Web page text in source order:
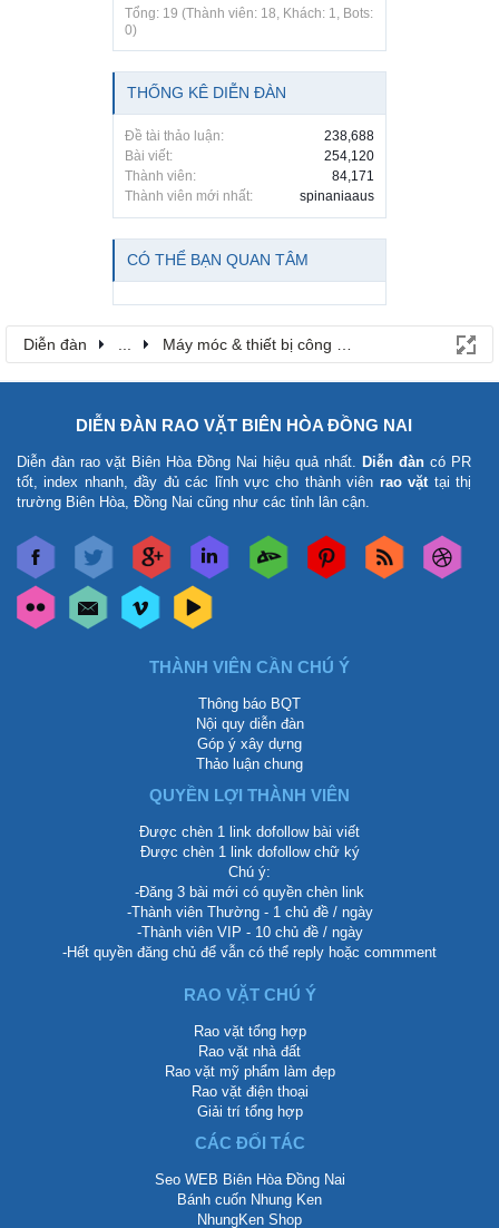
Tổng: 19 (Thành viên: 18, Khách: 1, Bots:
0)
THỐNG KÊ DIỄN ĐÀN
Đề tài thảo luận:
238,688
Bài viết:
254,120
Thành viên:
84,171
Thành viên mới nhất:
spinaniaaus
CÓ THỂ BẠN QUAN TÂM
Diễn đàn Máy móc & thiết bị công nông nghiệp
DIỄN ĐÀN RAO VẶT BIÊN HÒA ĐỒNG NAI
Diễn đàn rao vặt Biên Hòa Đồng Nai hiệu quả nhất. Diễn đàn có PR
tốt, index nhanh, đầy đủ các lĩnh vực cho thành viên rao vặt tại thị
trường Biên Hòa, Đồng Nai cũng như các tỉnh lân cận.
THÀNH VIÊN CẦN CHÚ Ý
Thông báo BQT
Nội quy diễn đàn
Góp ý xây dựng
Thảo luận chung
QUYỀN LỢI THÀNH VIÊN
Được chèn 1 link dofollow bài viết
Được chèn 1 link dofollow chữ ký
Chú ý:
-Đăng 3 bài mới có quyền chèn link
-Thành viên Thường - 1 chủ đề / ngày
-Thành viên VIP - 10 chủ đề / ngày
-Hết quyền đăng chủ để vẫn có thể reply hoặc commment
RAO VẶT CHÚ Ý
Rao vặt tổng hợp
Rao vặt nhà đất
Rao vặt mỹ phẩm làm đẹp
Rao vặt điện thoại
Giải trí tổng hợp
CÁC ĐỐI TÁC
Seo WEB Biên Hòa Đồng Nai
Bánh cuốn Nhung Ken
NhungKen Shop